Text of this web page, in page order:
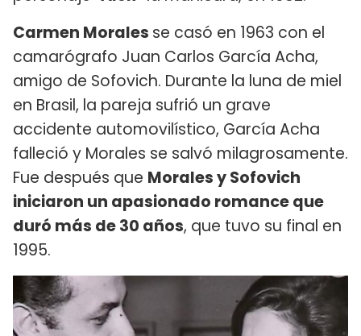
Carmen Morales se casó en 1963 con el
camarógrafo Juan Carlos García Acha,
amigo de Sofovich. Durante la luna de miel
en Brasil, la pareja sufrió un grave
accidente automovilístico, García Acha
falleció y Morales se salvó milagrosamente.
Fue después que Morales y Sofovich
iniciaron un apasionado romance que
duró más de 30 años, que tuvo su final en
1995.